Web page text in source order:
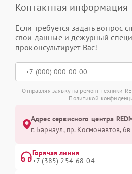
Контактная информация
Если требуется задать вопрос
свои данные и дежурный
проконсультирует Вас!
Отправляя заявку на ремонт техники
Политикой
Адрес сервисного центра
г. Барнаул, ​пр. Космонавтов, 6в
Горячая линия
+7 (385) 254-68-04